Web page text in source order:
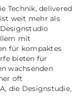
Technik, delivered
weit mehr als
mit
für kompaktes
bieten für
wachsenden
oft
die Designstudie,